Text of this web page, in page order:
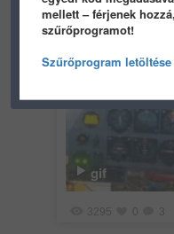
386 0 3
gif
3295 3
mellett – férjenek
szűrőprogramot!
Szűrőprogram